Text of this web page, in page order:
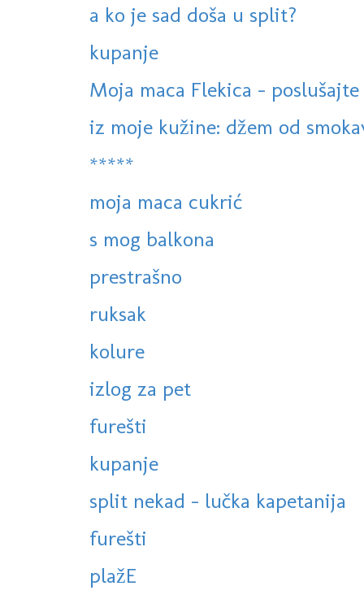
a ko je sad doša u split?
kupanje
Moja maca Flekica -
iz moje kužine: džem od
*****
moja maca cukrić
s mog balkona
prestrašno
ruksak
kolure
izlog za pet
furešti
kupanje
split nekad - lučka kapetanija
furešti
plažE